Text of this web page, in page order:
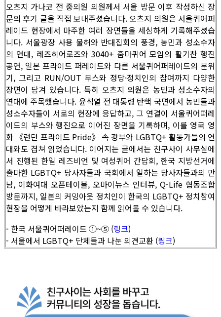
오츠지 가나코 전 중의원 의원께서 서울 방문 이후 작성하신 장
문의 후기 글을 직접 보내주셨습니다. 오츠지 의원은 서울퀴어퍼
레이드 현장에서 마주한 여러 장면들을 세심하게 기록해주셨습
니다. 서울광장 사용 불허와 반대집회의 풍경, 농민과 성소수자
의 연대, 레즈히어로즈와 3040+ 줌마퀴어 모임의 활기찬 행진
공연, 일본 프라이드 퍼레이드와 다른 서울퀴어퍼레이드의 분위
기, 그리고 RUN/OUT 부스와 정당·정치인의 참여까지 다양한
장면이 담겨 있습니다. 특히 오츠지 의원은 농민과 성소수자의
연대에 주목했습니다. 윤석열 전 대통령 탄핵 국면에서 농민들과
성소수자들이 서로의 현장에 응답하고, 그 연결이 서울퀴어퍼레
이드의 부스와 행진으로 이어진 장면을 기록하며, 이를 영국 영
화 《런던 프라이드 Pride》 속 광부와 LGBTQ+ 활동가들의 연
대와도 겹쳐 읽었습니다. 이어지는 글에서는 친구사이 사무실에
서 진행된 한일 레즈비언 및 여성퀴어 간담회, 한국 지방선거에
출마한 LGBTQ+ 당사자들과 국회에서 일하는 당사자들과의 만
남, 이화여대 오픈테이블, 오마이뉴스 인터뷰, Q-Life 협동조합
방문까지, 일본의 커밍아웃 정치인이 한국의 LGBTQ+ 정치참여
현장을 어떻게 바라보았는지 함께 읽어볼 수 있습니다.
- 한국 서울퀴어퍼레이드 ①~⑤ (링크)
- 서울에서 LGBTQ+ 단체들과 나눈 의견교환 (링크)